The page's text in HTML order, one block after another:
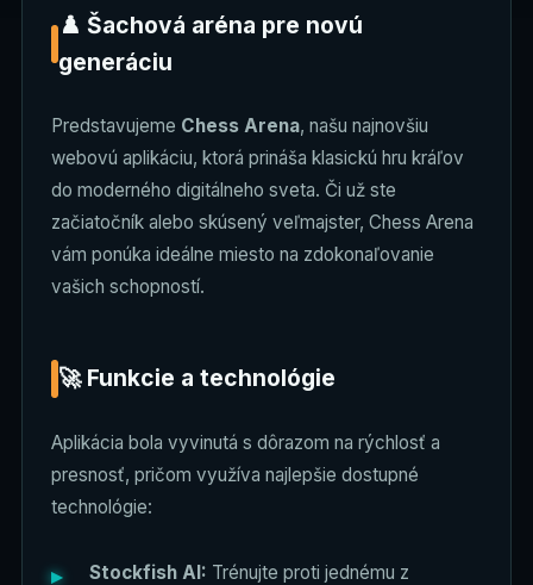
♟️ Šachová aréna pre novú
generáciu
Predstavujeme Chess Arena, našu najnovšiu
webovú aplikáciu, ktorá prináša klasickú hru kráľov
do moderného digitálneho sveta. Či už ste
začiatočník alebo skúsený veľmajster, Chess Arena
vám ponúka ideálne miesto na zdokonaľovanie
vašich schopností.
🚀 Funkcie a technológie
Aplikácia bola vyvinutá s dôrazom na rýchlosť a
presnosť, pričom využíva najlepšie dostupné
technológie:
Stockfish AI: Trénujte proti jednému z